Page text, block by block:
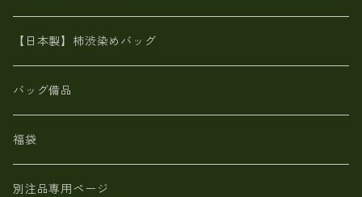
革小物・財布【日本製】メンズ レディース
【日本製】メンズ 財布 アザラシ革(シールスキン)
【日本製】柿渋染めバッグ
バッグ備品
福袋
別注品専用ページ